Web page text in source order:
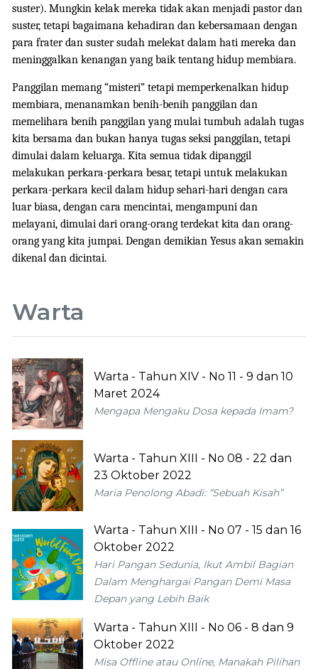
suster). Mungkin kelak mereka tidak akan menjadi pastor dan
suster, tetapi bagaimana kehadiran dan kebersamaan dengan
para frater dan suster sudah melekat dalam hati mereka dan
meninggalkan kenangan yang baik tentang hidup membiara.
Panggilan memang “misteri” tetapi memperkenalkan hidup
membiara, menanamkan benih-benih panggilan dan
memelihara benih panggilan yang mulai tumbuh adalah tugas
kita bersama dan bukan hanya tugas seksi panggilan, tetapi
dimulai dalam keluarga. Kita semua tidak dipanggil
melakukan perkara-perkara besar, tetapi untuk melakukan
perkara-perkara kecil dalam hidup sehari-hari dengan cara
luar biasa, dengan cara mencintai, mengampuni dan
melayani, dimulai dari orang-orang terdekat kita dan orang-
orang yang kita jumpai. Dengan demikian Yesus akan semakin
dikenal dan dicintai.
Warta
Warta - Tahun XIV - No 11 - 9 dan 10
Maret 2024
Mengapa Mengaku Dosa kepada Imam?
Warta - Tahun XIII - No 08 - 22 dan
23 Oktober 2022
Maria Penolong Abadi: “Sebuah Kisah”
Warta - Tahun XIII - No 07 - 15 dan 16
Oktober 2022
Hari Pangan Sedunia, Ikut Ambil Bagian
Dalam Menghargai Pangan Demi Masa
Depan yang Lebih Baik
Warta - Tahun XIII - No 06 - 8 dan 9
Oktober 2022
Misa Offline atau Online, Manakah Pilihan